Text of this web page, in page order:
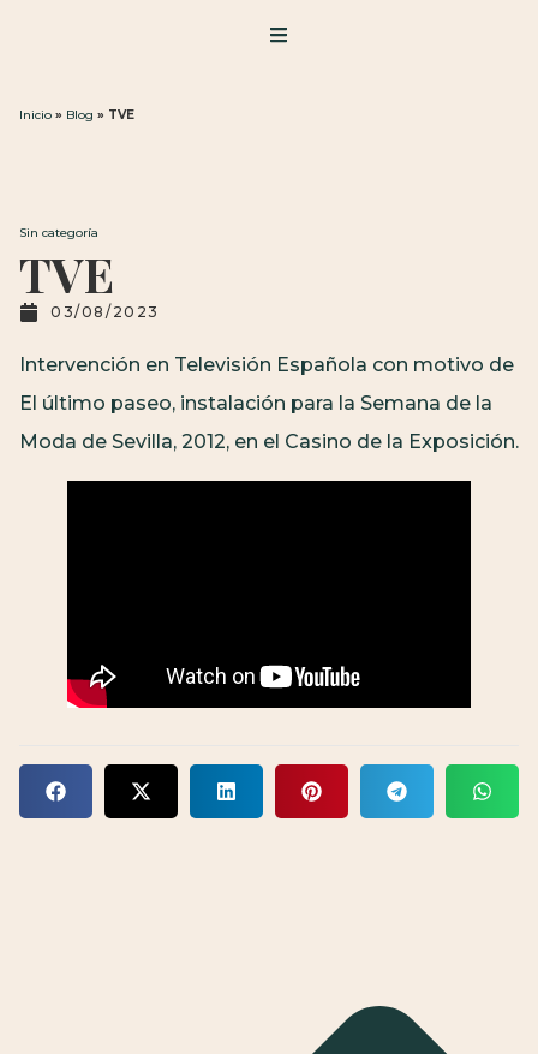
Inicio » Blog » TVE
Sin categoría
TVE
03/08/2023
Intervención en Televisión Española con motivo de
El último paseo, instalación para la Semana de la
Moda de Sevilla, 2012, en el Casino de la Exposición.